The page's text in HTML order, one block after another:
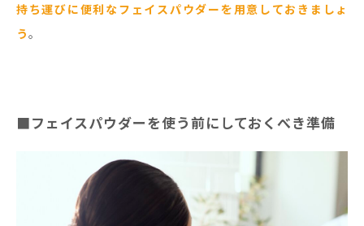
持ち運びに便利なフェイスパウダーを用意しておきましょ
う。
■フェイスパウダーを使う前にしておくべき準備